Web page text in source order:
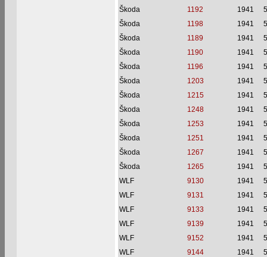
Škoda
1192 1941
Škoda
1198 1941
Škoda
1189 1941
Škoda
1190 1941
Škoda
1196 1941
Škoda
1203 1941
Škoda
1215 1941
Škoda
1248 1941
Škoda
1253 1941
Škoda
1251 1941
Škoda
1267 1941
Škoda
1265 1941
WLF
9130 1941
WLF
9131 1941
WLF
9133 1941
WLF
9139 1941
WLF
9152 1941
WLF
9144 1941